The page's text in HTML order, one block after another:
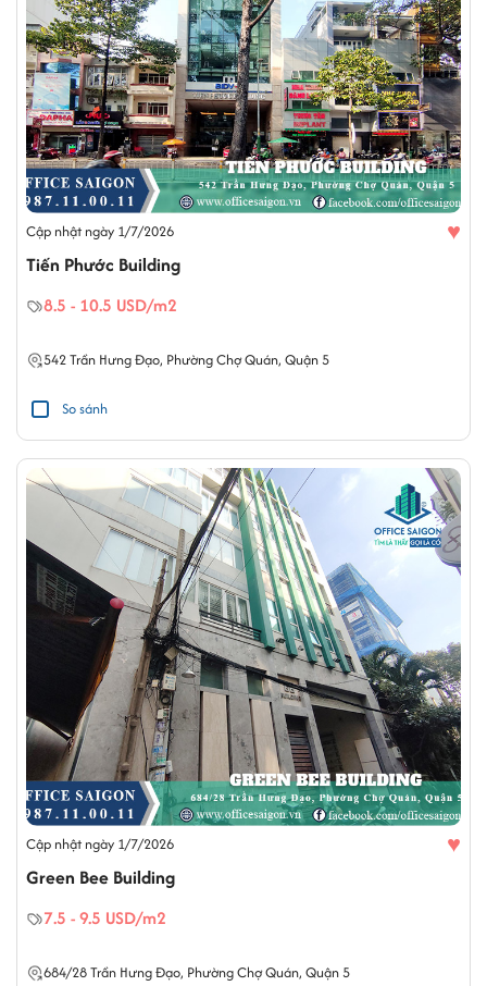
Cập nhật ngày 1/7/2026 ♥
Tiến Phước Building
8.5 - 10.5 USD/m2
542Trần Hưng Đạo, Phường Chợ Quán, Quận 5
So sánh
Cập nhật ngày 1/7/2026 ♥
Green Bee Building
7.5 - 9.5 USD/m2
684/28Trần Hưng Đạo, Phường Chợ Quán, Quận 5